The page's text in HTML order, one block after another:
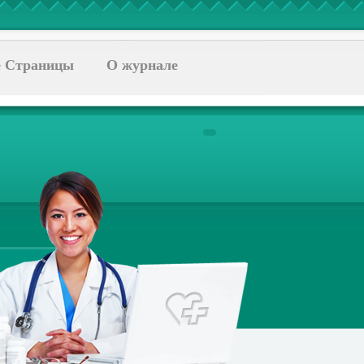
Страницы О журнале